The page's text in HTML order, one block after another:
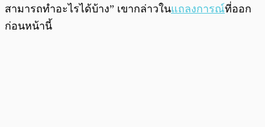
สามารถทำอะไรได้บ้าง” เขากล่าวในแถลงการณ์ที่ออก
ก่อนหน้านี้